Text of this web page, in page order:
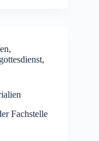
,
,
Fachstelle